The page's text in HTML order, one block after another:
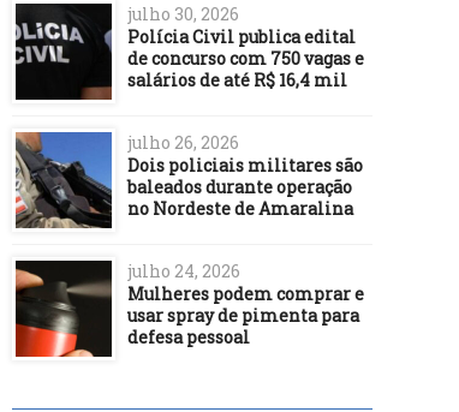
POLÍTICA
20/01/20
Projeto permite uso de CNH
como identidade mesmo
com validade vencida
POLÍTICA
julho 30, 2026
Polícia Civil publica edital
de concurso com 750 vagas e
salários de até R$ 16,4 mil
julho 26, 2026
Dois policiais militares são
baleados durante operação
no Nordeste de Amaralina
julho 24, 2026
Mulheres podem comprar e
usar spray de pimenta para
defesa pessoal